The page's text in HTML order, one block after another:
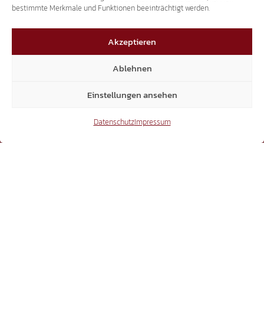
bestimmte Merkmale und Funktionen beeinträchtigt werden.
Akzeptieren
Ablehnen
Einstellungen ansehen
DatenschutzImpressum
15.300
YouTube